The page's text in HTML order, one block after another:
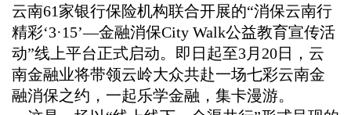
云南61家银行保险机构联合开展的“消保云南行
精彩‘3·15’—金融消保City Walk公益教育宣传活
动”线上平台正式启动。即日起至3月 20日，云
南金融业将带领云岭大众共赴一场七彩云南金
融消保之约，一起乐学金融，集卡漫游。